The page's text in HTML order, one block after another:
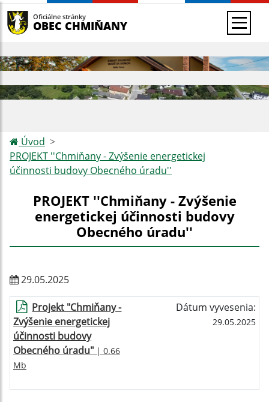
Oficiálne stránky
OBEC CHMIŇANY
Úvod
PROJEKT ''Chmiňany - Zvýšenie energetickej
účinnosti budovy Obecného úradu''
PROJEKT ''Chmiňany - Zvýšenie
energetickej účinnosti budovy
Obecného úradu''
29.05.2025
Projekt "Chmiňany -
Zvýšenie energetickej
účinnosti budovy
Obecného úradu" | 0.66
Mb
Dátum vyvesenia:
29.05.2025